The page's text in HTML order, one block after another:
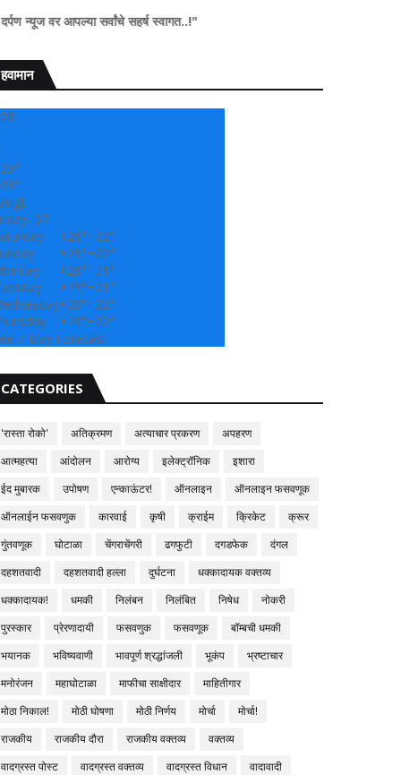
सर्वांचे सहर्ष स्वागत..!"
हवामान
28
29°
23°
07
+29°+22°
+29°+22°
+29°+21°
+29°+21°
+29°+22°
+29°+22°
7-Day Forecast
CATEGORIES
'रास्ता रोको' अतिक्रमण अत्याचार प्रकरण
अपहरण
आत्महत्या
आंदोलन आरोग्य इलेक्ट्रॉनिक
इशारा
ईद मुबारक
उपोषण एन्काऊंटर! ऑनलाइन
ऑनलाइन फसवणूक
ऑनलाईन फसवणुक
कारवाई कृषी क्राईम क्रिकेट
क्रूर
गुंतवणूक
घोटाळा चेंगराचेंगरी ढगफुटी दगडफेक
दंगल
दहशतवादी
दहशतवादी हल्ला दुर्घटना
धक्कादायक वक्तव्य
धक्कादायक!
धमकी निलंबन निलंबित निषेध
नोकरी
पुरस्कार
प्रेरणादायी फसवणुक फसवणूक
बॉम्बची धमकी
भयानक
भविष्यवाणी भावपूर्ण श्रद्धांजली भूकंप
भ्रष्टाचार
मनोरंजन
महाघोटाळा माफीचा साक्षीदार
माहितीगार
मोठा निकाल!
मोठी घोषणा मोठी निर्णय मोर्चा
मोर्चा!
राजकीय
राजकीय दौरा राजकीय वक्तव्य
वक्तव्य
वादग्रस्त पोस्ट
वादग्रस्त वक्तव्य वादग्रस्त विधान
वादावादी